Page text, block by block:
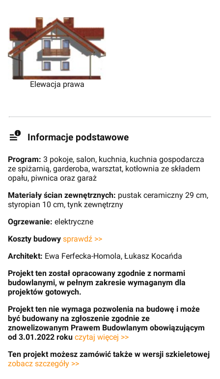
Elewacja prawa
Informacje podstawowe
Program: 3 pokoje, salon, kuchnia, kuchnia gospodarcza
ze spiżarnią, garderoba, warsztat, kotłownia ze składem
opału, piwnica oraz garaż
Materiały ścian zewnętrznych: pustak ceramiczny 29 cm,
styropian 10 cm, tynk zewnętrzny
Ogrzewanie: elektryczne
Koszty budowy sprawdź >>
Architekt: Ewa Ferfecka-Homola, Łukasz Kocańda
Projekt ten został opracowany zgodnie z normami
budowlanymi, w pełnym zakresie wymaganym dla
projektów gotowych.
Projekt ten nie wymaga pozwolenia na budowę i może
być budowany na zgłoszenie zgodnie ze
znowelizowanym Prawem Budowlanym obowiązującym
od 3.01.2022 roku czytaj więcej >>
Ten projekt możesz zamówić także w wersji szkieletowej
zobacz szczegóły >>